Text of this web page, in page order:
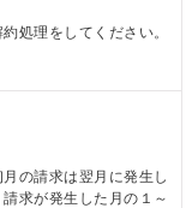
はいつ底を着く
め、不確定の
そうだと思う
処理をしてください。
の請求は翌月に発生し
求が発生した月の１～